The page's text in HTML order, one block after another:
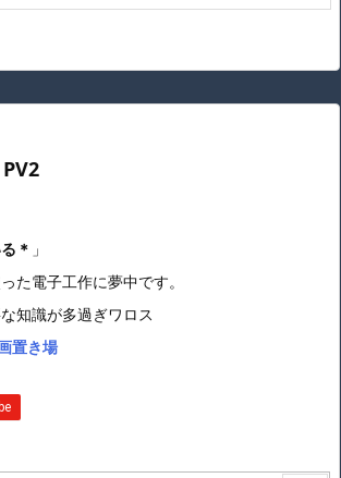
＊ 」
た電子工作に夢中です。
知識が多過ぎワロス
置き場